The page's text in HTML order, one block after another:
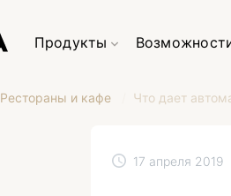
Продукты
Рестораны и кафе Что дает
17 апреля 2019